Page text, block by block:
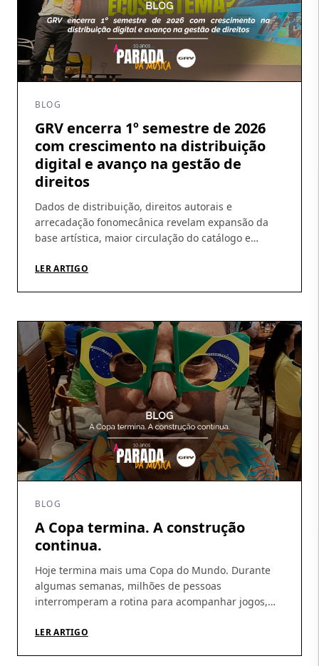
BLOG
GRV encerra 1º semestre de 2026
com crescimento na distribuição
digital e avanço na gestão de
direitos
Dados de distribuição, direitos autorais e
arrecadação fonomecânica revelam expansão da
base artística, maior circulação do catálogo e
primeiro semestre de 2026 ajudam a revelar um
fortalecimento […]
LER ARTIGO
BLOG
A Copa termina. A construção
continua.
Hoje termina mais uma Copa do Mundo. Durante
algumas semanas, milhões de pessoas
interromperam a rotina para acompanhar jogos,
acreditar. A Copa tem essa capacidade rara de
LER ARTIGO